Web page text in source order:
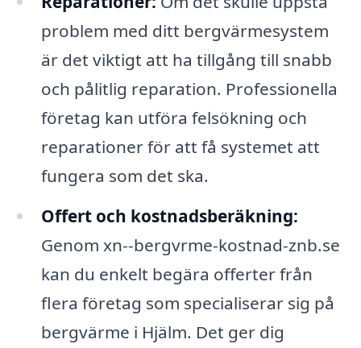
problem med ditt bergvärmesystem
är det viktigt att ha tillgång till snabb
och pålitlig reparation. Professionella
företag kan utföra felsökning och
reparationer för att få systemet att
fungera som det ska.
Offert och kostnadsberäkning:
Genom xn--bergvrme-kostnad-znb.se
kan du enkelt begära offerter från
flera företag som specialiserar sig på
bergvärme i Hjälm. Det ger dig